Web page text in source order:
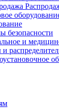
безопасности
и